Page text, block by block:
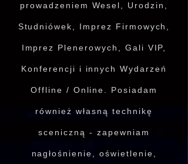
prowadzeniem Wesel, Urodzin,
Studniówek, Imprez Firmowych,
Imprez Plenerowych, Gali VIP,
Konferencji i innych Wydarzeń
Offline / Online . Posiadam
również własną technikę
sceniczną - zapewniam
nagłośnienie, oświetlenie,